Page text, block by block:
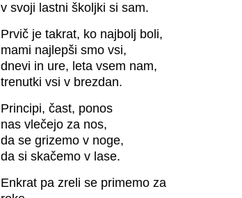
v svoji lastni školjki si sam.
Prvič je takrat, ko najbolj boli,
mami najlepši smo vsi,
dnevi in ure, leta vsem nam,
trenutki vsi v brezdan.
Principi, čast, ponos
nas vlečejo za nos,
da se grizemo v noge,
da si skačemo v lase.
Enkrat pa zreli se primemo za